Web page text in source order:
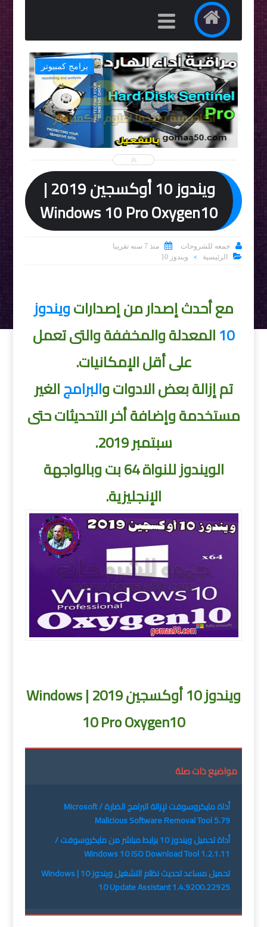
برامج كمبيوتر
ويندوز 10 أوكسجين 2019 |
Windows 10 Pro Oxygen10
 جمعه للشروحات 
منذ 7 سنه تقريبا

الرئيسية > ويندوز 10
مع أحدث إصدار من إصداراتويندوز
10المعدلة والمخففة والتى تعمل
على أقل الإمكانيات.
تم إزالة بعض الادوات والبرامجالغير
مستخدمة وإضافة أخر التحديثات حتى
سبتمبر 2019.
الويندوز للنواة 64 بت وبالواجهة
الإنجليزية.
ويندوز 10 أوكسجين 2019 | Windows
10 Pro Oxygen10
مواضيع ذات صلة
أداة مايكروسوفت لإزالة البرامج الضارة / Microsoft
Malicious Software Removal Tool 5.79
أداة تحميل ويندوز 10 برابط مباشر من مايكروسوفت /
Windows 10 ISO Download Tool 1.2.1.11
تحميل مساعد تحديث نظام التشغيل ويندوز 10 | Windows
10 Update Assistant 1.4.9200.22925